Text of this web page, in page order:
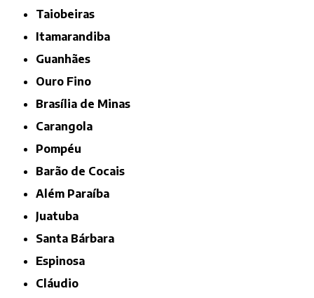
Taiobeiras
Itamarandiba
Guanhães
Ouro Fino
Brasília de Minas
Carangola
Pompéu
Barão de Cocais
Além Paraíba
Juatuba
Santa Bárbara
Espinosa
Cláudio